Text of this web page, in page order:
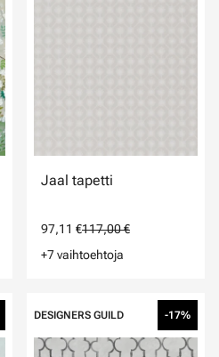
Jaal tapetti
97,11 €117,00 €
+7 vaihtoehtoja
DESIGNERS GUILD -17%